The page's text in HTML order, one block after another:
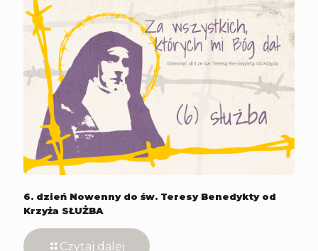
6. dzień Nowenny do św. Teresy Benedykty od
Krzyża SŁUŻBA
Czytaj dalej